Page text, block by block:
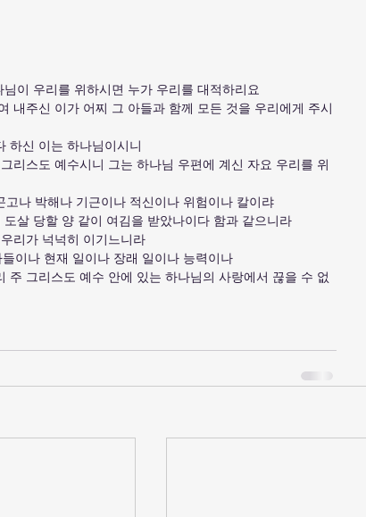
이 우리를 위하시면 누가 우리를 대적하리요
내주신 이가 어찌 그 아들과 함께 모든 것을 우리에게 주시
하신 이는 하나님이시니
리스도 예수시니 그는 하나님 우편에 계신 자요 우리를 위
나 박해나 기근이나 적신이나 위험이나 칼이랴
살 당할 양 같이 여김을 받았나이다 함과 같으니라
리가 넉넉히 이기느니라
이나 현재 일이나 장래 일이나 능력이나
그리스도 예수 안에 있는 하나님의 사랑에서 끊을 수 없